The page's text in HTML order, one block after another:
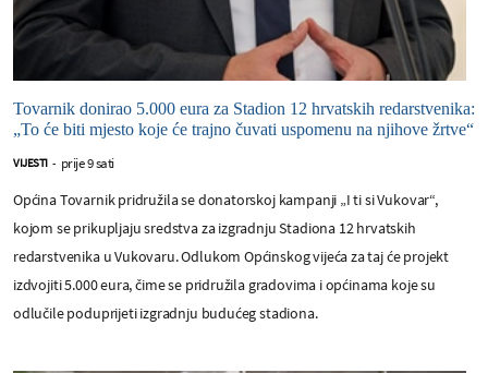
Tovarnik donirao 5.000 eura za Stadion 12 hrvatskih redarstvenika:
„To će biti mjesto koje će trajno čuvati uspomenu na njihove žrtve“
VIJESTI - prije 9 sati
Općina Tovarnik pridružila se donatorskoj kampanji „I ti si Vukovar“,
kojom se prikupljaju sredstva za izgradnju Stadiona 12 hrvatskih
redarstvenika u Vukovaru. Odlukom Općinskog vijeća za taj će projekt
izdvojiti 5.000 eura, čime se pridružila gradovima i općinama koje su
odlučile poduprijeti izgradnju budućeg stadiona.